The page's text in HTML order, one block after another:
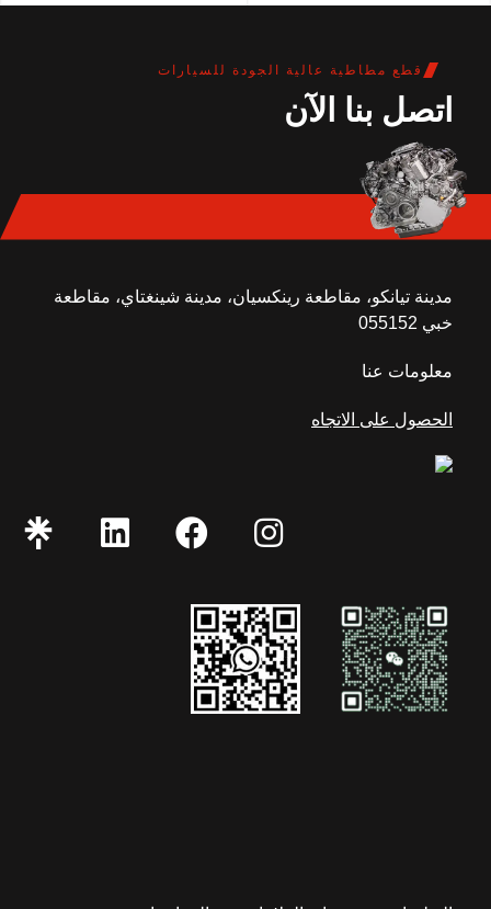
قطع مطاطية عالية الجودة للسيارات
اتصل بنا الآن
مدينة تيانكو، مقاطعة رينكسيان، مدينة شينغتاي، مقاطعة
خبي 055152
معلومات عنا
الحصول على الاتجاه